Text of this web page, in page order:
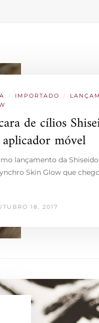
/ IMPORTADO /
de cílios
móvel
lançamento da
Skin Glow que
18, 2017